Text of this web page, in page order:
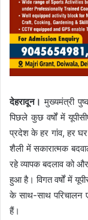
देहरादून।मुख्यमंत्री
पिछले कुछ वर्षों में
प्रदेश के हर गांव, हर
शैली में सकारात्मक
रहे व्यापक बदलाव को
हुआ है। विगत वर्षों में
के साथ-साथ परिचालन
हैं।